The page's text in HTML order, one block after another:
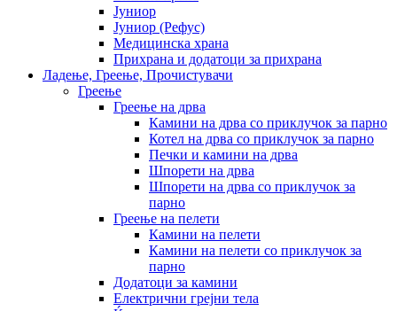
Јуниор
Јуниор (Рефус)
Медицинска храна
Прихрана и додатоци за прихрана
Ладење, Греење, Прочистувачи
Греење
Греење на дрва
Камини на дрва со приклучок за парно
Котел на дрва со приклучок за парно
Печки и камини на дрва
Шпорети на дрва
Шпорети на дрва со приклучок за
парно
Греење на пелети
Камини на пелети
Камини на пелети со приклучок за
парно
Додатоци за камини
Електрични грејни тела